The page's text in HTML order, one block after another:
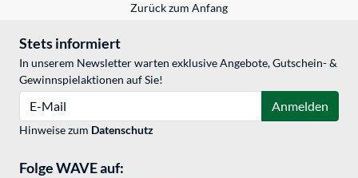
Zurück zum Anfang
Stets informiert
In unserem Newsletter warten exklusive Angebote, Gutschein- &
Gewinnspielaktionen auf Sie!
Anmelden
Hinweise zum Datenschutz
Folge WAVE auf: